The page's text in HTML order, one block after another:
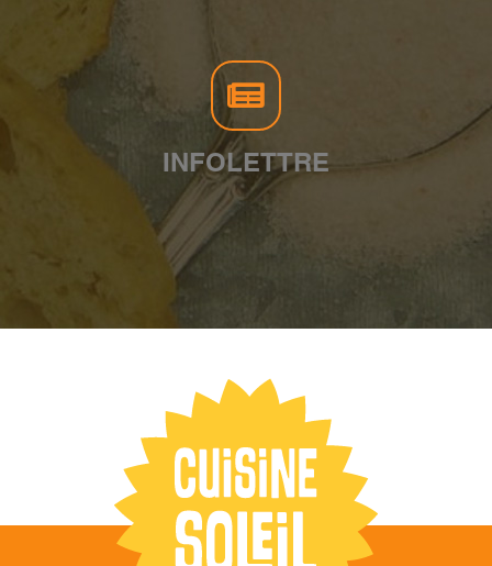
INFOLETTRE